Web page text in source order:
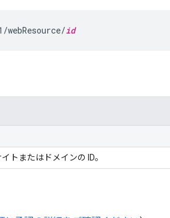
id
トまたはドメインの ID。